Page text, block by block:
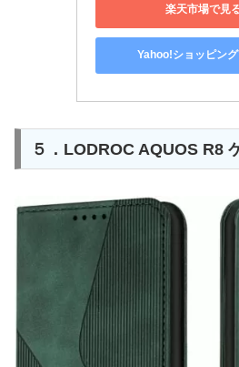
楽天市場で見
Yahoo!ショッピン
５．LODROC AQUOS R8